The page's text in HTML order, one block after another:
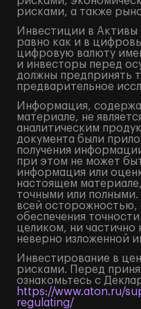
рисками, а также
Инвестиции в Активы
равно как и в
цифровую валюту
и инвесторы перед
должны предпринять
предварительное
Информация,
материале, не
аналитическим
документа были
получения
при этом не может
информация или
настоящем
точными или
всей осторожностью,
обеспечения
целиком, ни
неверно изложенной
Инвестирование в
рисками. Перед
ознакомьтесь с
https://www.aton.ru/
regulating/